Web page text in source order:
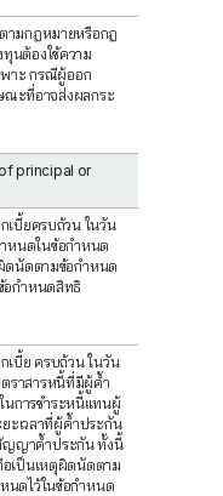
ามกฎหมายหรือกฎ
นต้องใช้ความ
พาะ กรณีผู้ออก
ณะที่อาจส่งผลกระ
principal or
เบี้ยครบถ้วน ในวัน
หนดในข้อกำหนด
ดนัดตามข้อกำหนด
อกำหนดสิทธิ
เบี้ย ครบถ้วน ในวัน
ราสารหนี้ที่มีผู้ค้ำ
นการชำระหนี้แทนผู้
ะเวลาที่ผู้ค้ำประกัน
ญญาค้ำประกัน ทั้งนี้
อเป็นเหตุผิดนัดตาม
นดไว้ในข้อกำหนด